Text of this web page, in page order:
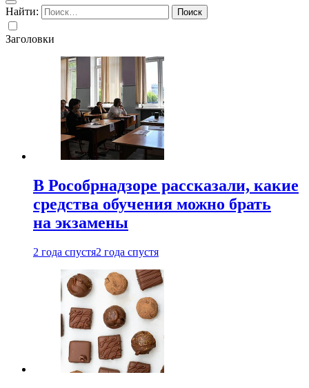
Найти:
Заголовки
В Рособрнадзоре рассказали, какие
средства обучения можно брать
на экзамены
2 года спустя2 года спустя